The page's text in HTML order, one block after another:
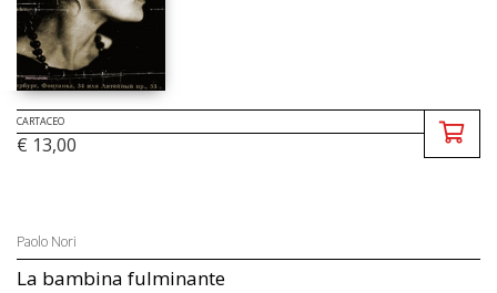
CARTACEO
€ 13,00
Paolo Nori
La bambina fulminante